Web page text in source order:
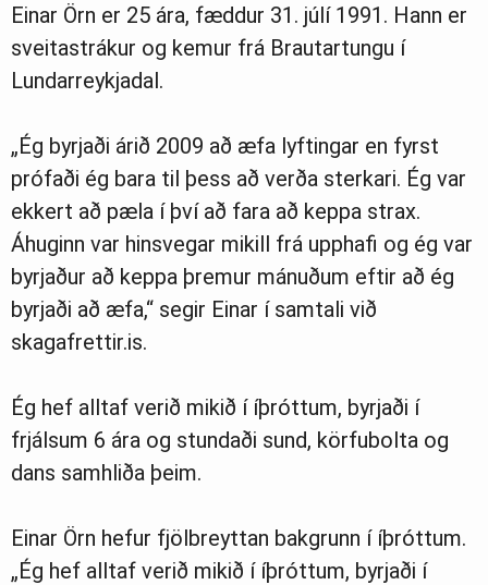
Einar Örn er 25 ára, fæddur 31. júlí 1991. Hann er
sveitastrákur og kemur frá Brautartungu í
Lundarreykjadal.
„Ég byrjaði árið 2009 að æfa lyftingar en fyrst
prófaði ég bara til þess að verða sterkari. Ég var
ekkert að pæla í því að fara að keppa strax.
Áhuginn var hinsvegar mikill frá upphafi og ég var
byrjaður að keppa þremur mánuðum eftir að ég
byrjaði að æfa,“ segir Einar í samtali við
skagafrettir.is.
Ég hef alltaf verið mikið í íþróttum, byrjaði í
frjálsum 6 ára og stundaði sund, körfubolta og
dans samhliða þeim.
Einar Örn hefur fjölbreyttan bakgrunn í íþróttum.
„Ég hef alltaf verið mikið í íþróttum, byrjaði í